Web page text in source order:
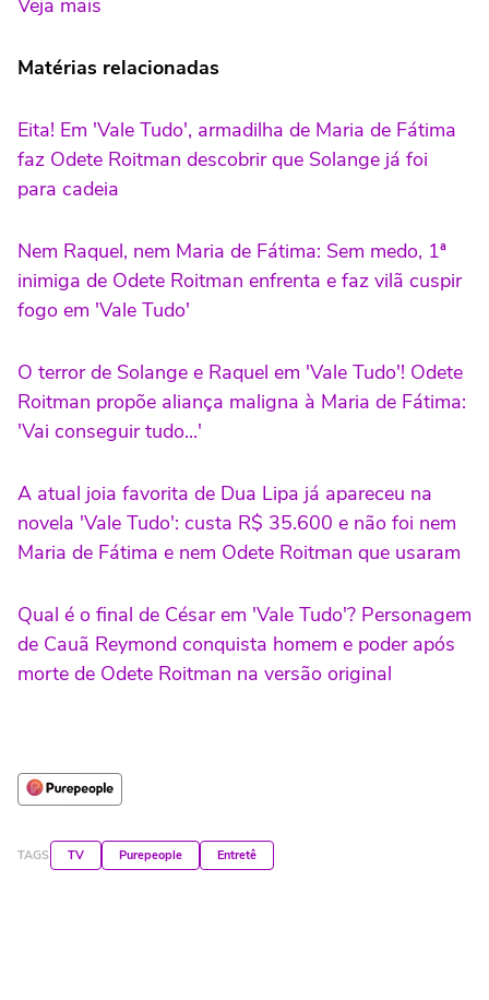
Veja mais
Matérias relacionadas
Eita! Em 'Vale Tudo', armadilha de Maria de Fátima
faz Odete Roitman descobrir que Solange já foi
para cadeia
Nem Raquel, nem Maria de Fátima: Sem medo, 1ª
inimiga de Odete Roitman enfrenta e faz vilã cuspir
fogo em 'Vale Tudo'
O terror de Solange e Raquel em 'Vale Tudo'! Odete
Roitman propõe aliança maligna à Maria de Fátima:
'Vai conseguir tudo...'
A atual joia favorita de Dua Lipa já apareceu na
novela 'Vale Tudo': custa R$ 35.600 e não foi nem
Maria de Fátima e nem Odete Roitman que usaram
Qual é o final de César em 'Vale Tudo'? Personagem
de Cauã Reymond conquista homem e poder após
morte de Odete Roitman na versão original
TAGS TV Purepeople Entretê